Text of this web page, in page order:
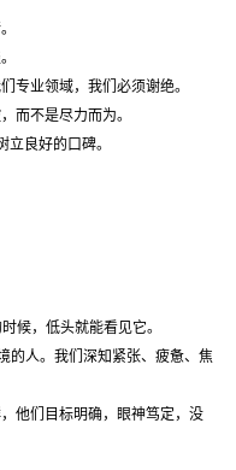
专业领域，我们必须谢绝。
而不是尽力而为。
良好的口碑。
候，低头就能看见它。
的人。我们深知紧张、疲惫、焦
他们目标明确，眼神笃定，没